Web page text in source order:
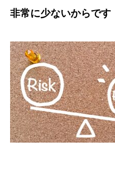
非常に少ないからです